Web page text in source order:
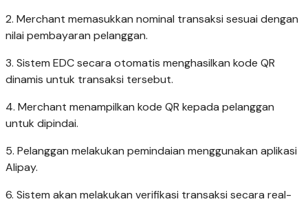
2. Merchant memasukkan nominal transaksi sesuai dengan
nilai pembayaran pelanggan.
3. Sistem EDC secara otomatis menghasilkan kode QR
dinamis untuk transaksi tersebut.
4. Merchant menampilkan kode QR kepada pelanggan
untuk dipindai.
5. Pelanggan melakukan pemindaian menggunakan aplikasi
Alipay.
6. Sistem akan melakukan verifikasi transaksi secara real-